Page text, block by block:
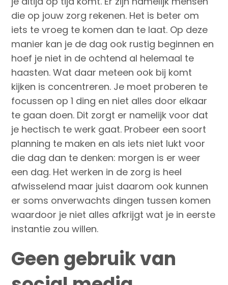
die op jouw zorg rekenen. Het is beter om
iets te vroeg te komen dan te laat. Op deze
manier kan je de dag ook rustig beginnen en
hoef je niet in de ochtend al helemaal te
haasten. Wat daar meteen ook bij komt
kijken is concentreren. Je moet proberen te
focussen op 1 ding en niet alles door elkaar
te gaan doen. Dit zorgt er namelijk voor dat
je hectisch te werk gaat. Probeer een soort
planning te maken en als iets niet lukt voor
die dag dan te denken: morgen is er weer
een dag. Het werken in de zorg is heel
afwisselend maar juist daarom ook kunnen
er soms onverwachts dingen tussen komen
waardoor je niet alles afkrijgt wat je in eerste
instantie zou willen.
Geen gebruik van